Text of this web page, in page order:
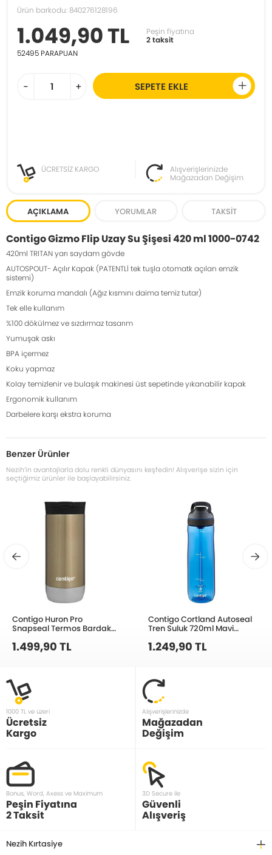
Ürün barkodu: 840276128196
1.049,90 TL
Peşin fiyatına
2 taksit
52495 PARAPUAN
- + SEPETE EKLE
ÜCRETSİZ KARGO
Alışverişlerinizde
Mağazadan Değişim
AÇIKLAMA YORUMLAR TAKSIT
Contigo Gizmo Flip Uzay Su Şişesi 420 ml 1000-0742
420ml TRITAN yarı saydam gövde
AUTOSPOUT- Açılır Kapak (PATENTLİ tek tuşla otomatk açılan emzik
sistemi)
Emzik koruma mandalı (Ağız kısmını daima temiz tutar)
Tek elle kullanım
%100 dökülmez ve sızdırmaz tasarım
Yumuşak askı
BPA içermez
Koku yapmaz
Kolay temizlenir ve bulaşık makinesi üst sepetinde yıkanabilir kapak
Ergonomik kullanım
Darbelere karşı ekstra koruma
Benzer Ürünler
Nezih’in avantajlarla dolu renkli dünyasını keşfedin! Alışverişe sizin için
seçtiğimiz ürünler ile başlayabilirsiniz.
Contigo Huron Pro
Snapseal Termos Bardak
470ml Latte 2205182
1.499,90 TL
Contigo Cortland Autoseal
Tren Suluk 720ml Mavi
1.249,90 TL
1000 TL ve üzeri
Ücretsiz
Kargo
Alışverişlerinizde
Mağazadan
Değişim
Bonus, Word, Axess ve Maximum
Peşin Fiyatına
2 Taksit
3D Secure ile
Güvenli
Alışveriş
Nezih Kırtasiye